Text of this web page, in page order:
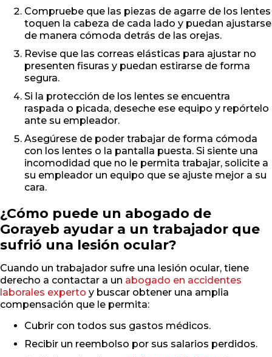
Compruebe que las piezas de agarre de los lentes
toquen la cabeza de cada lado y puedan ajustarse
de manera cómoda detrás de las orejas.
Revise que las correas elásticas para ajustar no
presenten fisuras y puedan estirarse de forma
segura.
Si la protección de los lentes se encuentra
raspada o picada, deseche ese equipo y repórtelo
ante su empleador.
Asegúrese de poder trabajar de forma cómoda
con los lentes o la pantalla puesta. Si siente una
incomodidad que no le permita trabajar, solicite a
su empleador un equipo que se ajuste mejor a su
cara.
¿Cómo puede un abogado de
Gorayeb ayudar a un trabajador que
sufrió una lesión ocular?
Cuando un trabajador sufre una lesión ocular, tiene
derecho a contactar a un abogado en accidentes
laborales experto y buscar obtener una amplia
compensación que le permita:
Cubrir con todos sus gastos médicos.
Recibir un reembolso por sus salarios perdidos.